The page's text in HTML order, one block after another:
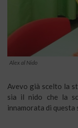
Alex al Nido
Avevo già scelto la
sia il nido che la
innamorata di questa